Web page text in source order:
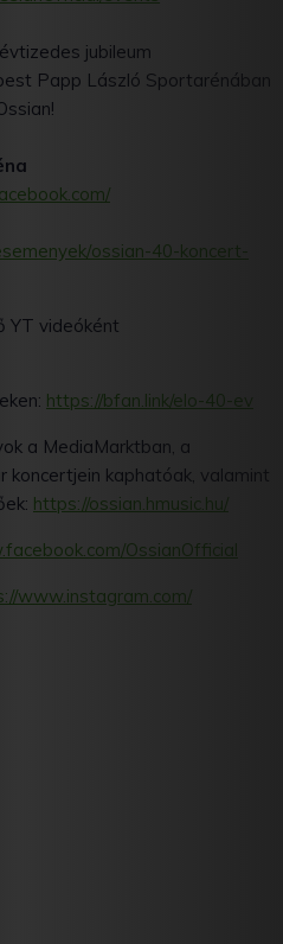
jubileum
Papp László Sportarénában
ossian-40-koncert-
YT videóként
https://bfan.link/elo-40-ev
a MediaMarktban, a
koncertjein kaphatóak, valamint
https://ossian.hmusic.hu/
OssianOfficial
www.instagram.com/